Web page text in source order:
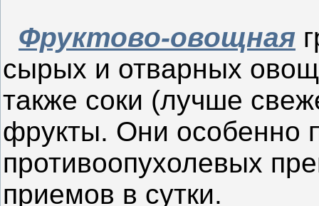
Фруктово-овощная
сырых и отварных
также соки (лучше
фрукты. Они особенно
противоопухолевых
приемов в сутки.